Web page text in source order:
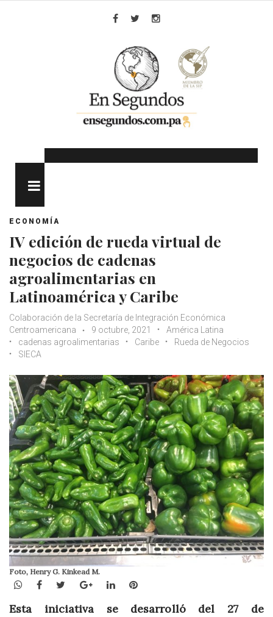
ECONOMÍA
IV edición de rueda virtual de
negocios de cadenas
agroalimentarias en
Latinoamérica y Caribe
Colaboración de la Secretaría de Integración Económica
Centroamericana
9 octubre, 2021
América Latina
cadenas agroalimentarias
Caribe
Rueda de Negocios
SIECA
Foto, Henry G. Kinkead M.
WhatsApp
Facebook
TwitterGoogle+LinkedInPinterest
Esta iniciativa se desarrolló del 27 de